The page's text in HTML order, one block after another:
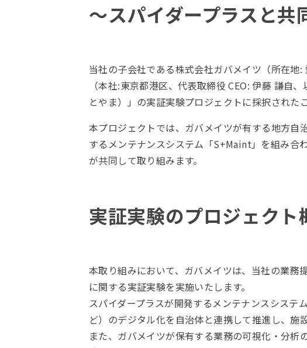
～スパイダープラスと
当社の子会社である株式会社ガバメイツ（所在地
（本社:東京都港区、代表取締役 CEO: 伊藤 謙自
とやま）」の実証実験プロジェクトに採択された
本プロジェクトでは、ガバメイツが有する地方自
するメンテナンスシステム「S+Maint」を組み合
が共同して取り組みます。
実証実験のプロジェクト
本取り組みにおいて、ガバメイツは、当社の業務
に関する実証実験を実施いたします。
スパイダープラスが開発するメンテナンスシス
ど）のデジタル化を自治体と連携して推進し、施
また、ガバメイツが保有する業務の可視化・分